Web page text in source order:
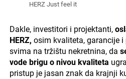
HERZ Just feel it
Dakle, investitori i projektanti,
HERZ, osim kvaliteta, garancije
svima na tržištu nekretnina, da
vode brigu o nivou kvaliteta
pristup je jasan znak da krajnji